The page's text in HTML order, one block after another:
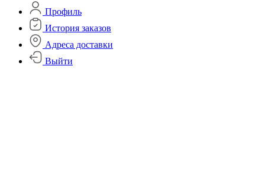
Профиль
История заказов
Адреса доставки
Выйти